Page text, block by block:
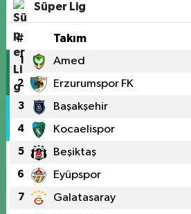
Süper Lig
# Takım
1 Amed
2 Erzurumspor FK
3 Başakşehir
4 Kocaelispor
5 Beşiktaş
6 Eyüpspor
7 Galatasaray